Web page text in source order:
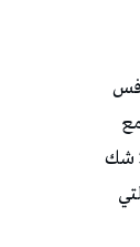
شك